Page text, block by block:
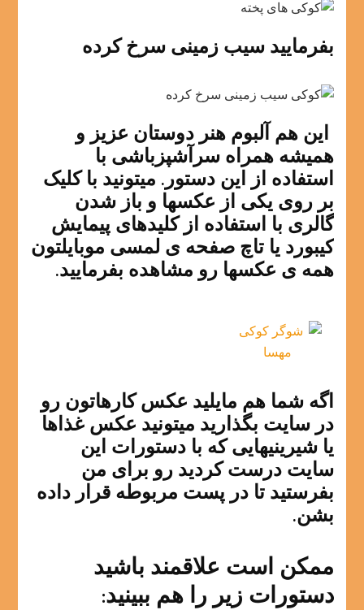
بفرمایید سیب زمینی سرخ کرده
این هم آلبوم هنر دوستان عزیز و
همیشه همراه سرآشپزباشی با
استفاده از این دستور. میتونید با کلیک
بر روی یکی از عکسها و باز شدن
گالری با استفاده از کلیدهای پیمایش
کیبورد یا تاچ صفحه ی لمسی موبایلتون
همه ی عکسها رو مشاهده بفرمایید.
اگه شما هم مایلید عکس کارهاتون رو
در سایت بگذارید میتونید عکس غذاها
یا شیرینیهایی که با دستورات این
سایت درست کردید رو برای من
بفرستید تا در پست مربوطه قرار داده
بشن.
ممکن است علاقمند باشید
دستورات زیر را هم ببینید: